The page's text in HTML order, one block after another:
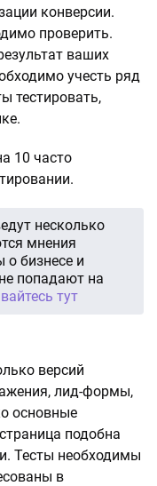
конверсии.
проверить.
ваших
учесть ряд
тестировать,
10 часто
несколько
мнения
о бизнесе и
попадают на
тут
версий
лид-формы,
основные
подобна
Тесты необходимы
в